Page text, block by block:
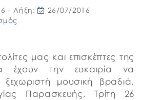
- Λήξη:
26/07/2016
μας και επισκέπτες της
την ευκαιρία να
μουσική βραδιά,
Παρασκευής, Τρίτη 26